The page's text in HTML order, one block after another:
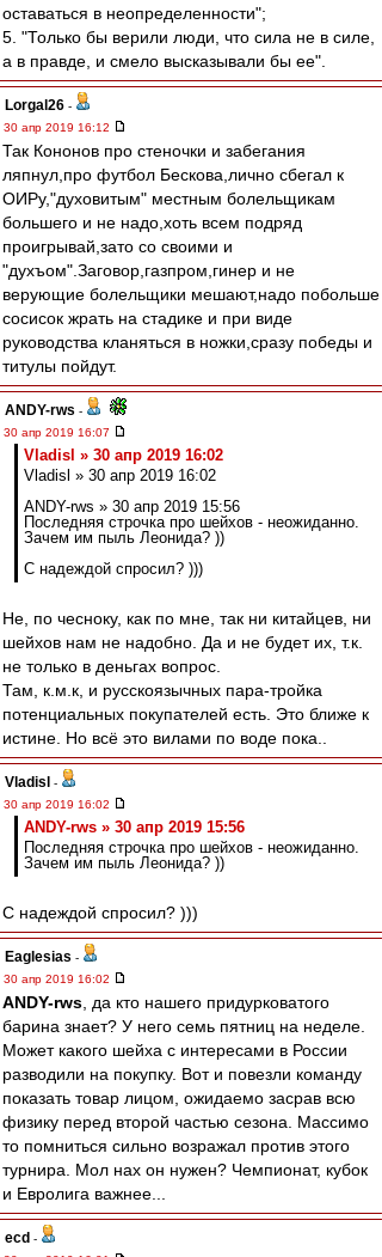
оставаться в неопределенности";
5. "Только бы верили люди, что сила не в силе,
а в правде, и смело высказывали бы ее".
Lorgal26 -
30 апр 2019 16:12
Так Кононов про стеночки и забегания
ляпнул,про футбол Бескова,лично сбегал к
ОИРу,"духовитым" местным болельщикам
большего и не надо,хоть всем подряд
проигрывай,зато со своими и
"духъом".Заговор,газпром,гинер и не
верующие болельщики мешают,надо побольше
сосисок жрать на стадике и при виде
руководства кланяться в ножки,сразу победы и
титулы пойдут.
ANDY-rws -
30 апр 2019 16:07
Vladisl » 30 апр 2019 16:02
Vladisl » 30 апр 2019 16:02
ANDY-rws » 30 апр 2019 15:56
Последняя строчка про шейхов - неожиданно.
Зачем им пыль Леонида? ))
С надеждой спросил? )))
Не, по чесноку, как по мне, так ни китайцев, ни
шейхов нам не надобно. Да и не будет их, т.к.
не только в деньгах вопрос.
Там, к.м.к, и русскоязычных пара-тройка
потенциальных покупателей есть. Это ближе к
истине. Но всё это вилами по воде пока..
Vladisl
-
30 апр 2019 16:02
ANDY-rws » 30 апр 2019 15:56
Последняя строчка про шейхов - неожиданно.
Зачем им пыль Леонида? ))
С надеждой спросил? )))
Eaglesias -
30 апр 2019 16:02
ANDY-rws , да кто нашего придурковатого
барина знает? У него семь пятниц на неделе.
Может какого шейха с интересами в России
разводили на покупку. Вот и повезли команду
показать товар лицом, ожидаемо засрав всю
физику перед второй частью сезона. Массимо
то помниться сильно возражал против этого
турнира. Мол нах он нужен? Чемпионат, кубок
и Евролига важнее...
ecd -